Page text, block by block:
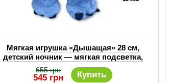
Мягкая игрушка «Дышащая» 28 см,
детский ночник — мягкая подсветка,
дышит, музыка
655 грн
545 грн Купить